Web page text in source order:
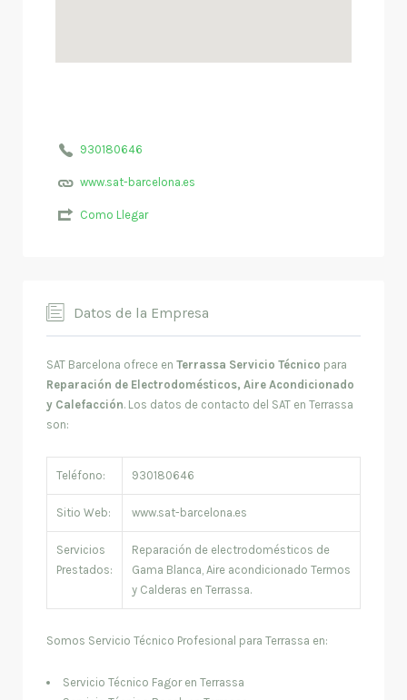
930180646
www.sat-barcelona.es
Como Llegar
Datos de la Empresa
SAT Barcelona ofrece en Terrassa Servicio Técnico para
Reparación de Electrodomésticos, Aire Acondicionado
y Calefacción. Los datos de contacto del SAT en Terrassa
son:
Teléfono: 930180646
Sitio Web: www.sat-barcelona.es
Servicios
Prestados:
Reparación de electrodomésticos de
Gama Blanca, Aire acondicionado Termos
y Calderas en Terrassa.
Somos Servicio Técnico Profesional para Terrassa en:
Servicio Técnico Fagor en Terrassa